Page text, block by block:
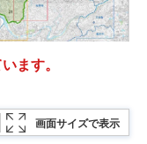
ます。
画面サイズで表示